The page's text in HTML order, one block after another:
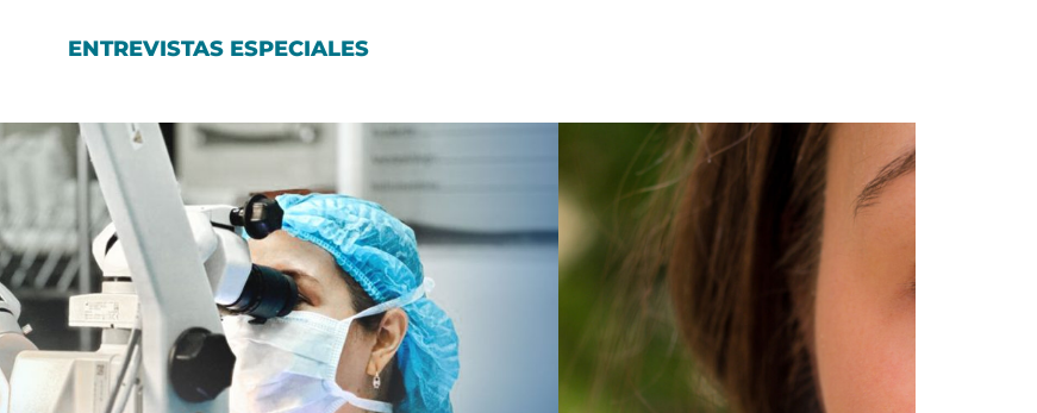
ENTREVISTAS ESPECIALES